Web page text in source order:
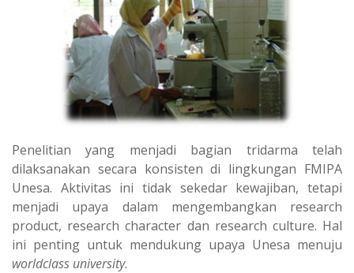
m
Penelitian yang menjadi bagian tridarma telah
dilaksanakan secara konsisten di lingkungan FMIPA
Unesa. Aktivitas ini tidak sekedar kewajiban, tetapi
menjadi upaya dalam mengembangkan research
product, research character dan research culture. Hal
ini penting untuk mendukung upaya Unesa menuju
worldclass university.